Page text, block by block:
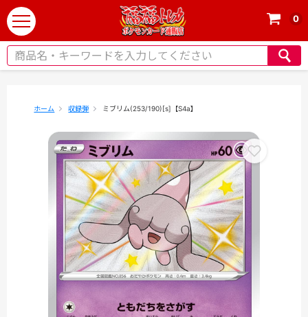
t
o
g
0
ホーム 収録弾 ミブリム(253/190)[s]【S4a】